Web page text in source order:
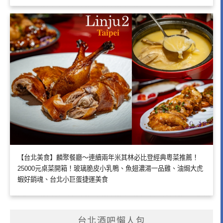
【台北美食】麟聚餐廳～連續兩年米其林必比登經典粵菜推薦！
25000元桌菜開箱！玻璃脆皮小乳鴨、魚翅濃湯一品雞、油焗大虎
蝦好銷魂、台北小巨蛋捷運美食